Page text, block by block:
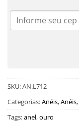
SKU:AN.L712
Categorias:Anéis,Anéis,
Tags:anel,ouro